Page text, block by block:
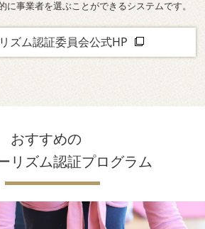
に事業者を選ぶことができるシステムです。
ズム認証委員会公式HP
おすすめの
リズム認証プログラム